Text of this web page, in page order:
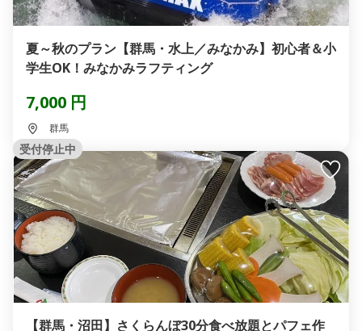
夏～秋のプラン【群馬・水上／みなかみ】初心者＆小
学生OK！みなかみラフティング
7,000 円
群馬
受付停止中
【群馬・沼田】さくらんぼ30分食べ放題とパフェ作